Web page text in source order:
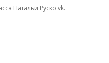
Натальи Руско vk.